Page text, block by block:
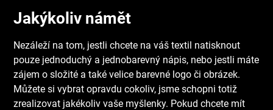
Jakýkoliv námět
Nezáleží na tom, jestli chcete na váš textil natisknout
pouze jednoduchý a jednobarevný nápis, nebo jestli máte
zájem o složité a také velice barevné logo či obrázek.
Můžete si vybrat opravdu cokoliv, jsme schopni totiž
zrealizovat jakékoliv vaše myšlenky. Pokud chcete mít